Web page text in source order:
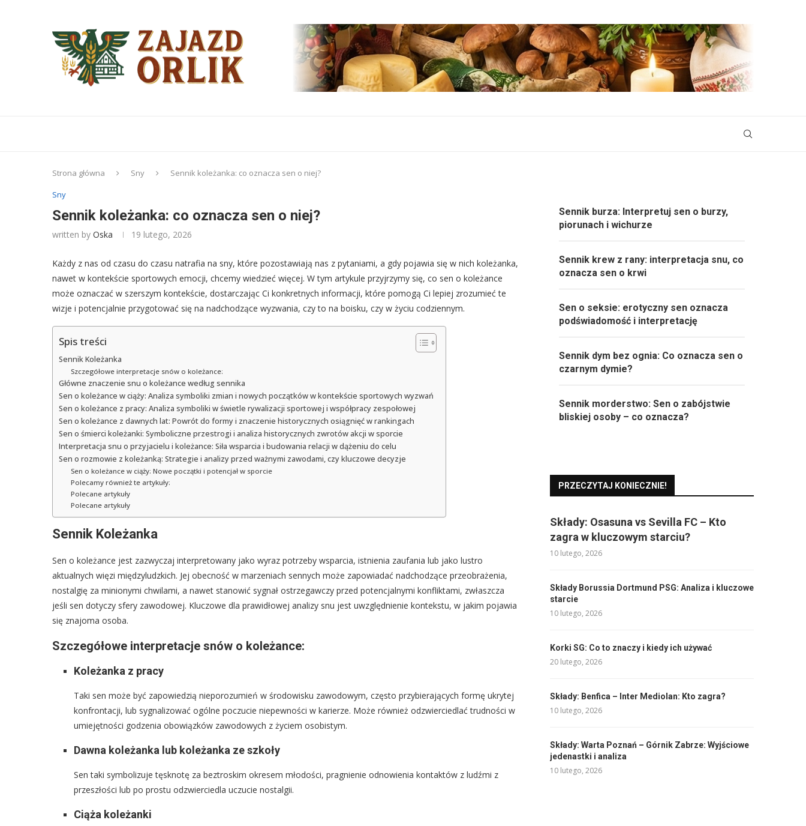
Strona główna Sny
Sennik koleżanka: co oznacza sen o niej?
Sny
Sennik koleżanka: co oznacza sen o niej?
written by Oska 19 lutego, 2026
Każdy z nas od czasu do czasu natrafia na sny, które pozostawiają nas z pytaniami, a gdy pojawia się w nich koleżanka,
nawet w kontekście sportowych emocji, chcemy wiedzieć więcej. W tym artykule przyjrzymy się, co sen o koleżance
może oznaczać w szerszym kontekście, dostarczając Ci konkretnych informacji, które pomogą Ci lepiej zrozumieć te
wizje i potencjalnie przygotować się na nadchodzące wyzwania, czy to na boisku, czy w życiu codziennym.
Spis treści
Sennik Koleżanka
Szczegółowe interpretacje snów o koleżance:
Główne znaczenie snu o koleżance według sennika
Sen o koleżance w ciąży: Analiza symboliki zmian i nowych początków w kontekście sportowych wyzwań
Sen o koleżance z pracy: Analiza symboliki w świetle rywalizacji sportowej i współpracy zespołowej
Sen o koleżance z dawnych lat: Powrót do formy i znaczenie historycznych osiągnięć w rankingach
Sen o śmierci koleżanki: Symboliczne przestrogi i analiza historycznych zwrotów akcji w sporcie
Interpretacja snu o przyjacielu i koleżance: Siła wsparcia i budowania relacji w dążeniu do celu
Sen o rozmowie z koleżanką: Strategie i analizy przed ważnymi zawodami, czy kluczowe decyzje
Sen o koleżance w ciąży: Nowe początki i potencjał w sporcie
Polecamy również te artykuły:
Polecane artykuły
Polecane artykuły
Sennik Koleżanka
Sen o koleżance jest zazwyczaj interpretowany jako wyraz potrzeby wsparcia, istnienia zaufania lub jako lustro
aktualnych więzi międzyludzkich. Jej obecność w marzeniach sennych może zapowiadać nadchodzące przeobrażenia,
nostalgię za minionymi chwilami, a nawet stanowić sygnał ostrzegawczy przed potencjalnymi konfliktami, zwłaszcza
jeśli sen dotyczy sfery zawodowej. Kluczowe dla prawidłowej analizy snu jest uwzględnienie kontekstu, w jakim pojawia
się znajoma osoba.
Szczegółowe interpretacje snów o koleżance:
Koleżanka z pracy
Taki sen może być zapowiedzią nieporozumień w środowisku zawodowym, często przybierających formę ukrytej
konfrontacji, lub sygnalizować ogólne poczucie niepewności w karierze. Może również odzwierciedlać trudności w
umiejętności godzenia obowiązków zawodowych z życiem osobistym.
Dawna koleżanka lub koleżanka ze szkoły
Sen taki symbolizuje tęsknotę za beztroskim okresem młodości, pragnienie odnowienia kontaktów z ludźmi z
przeszłości lub po prostu odzwierciedla uczucie nostalgii.
Ciąża koleżanki
Sennik burza: Interpretuj sen o burzy,
piorunach i wichurze
Sennik krew z rany: interpretacja snu, co
oznacza sen o krwi
Sen o seksie: erotyczny sen oznacza
podświadomość i interpretację
Sennik dym bez ognia: Co oznacza sen o
czarnym dymie?
Sennik morderstwo: Sen o zabójstwie
bliskiej osoby – co oznacza?
PRZECZYTAJ KONIECZNIE!
Składy: Osasuna vs Sevilla FC – Kto
zagra w kluczowym starciu?
10 lutego, 2026
Składy Borussia Dortmund PSG: Analiza i kluczowe
starcie
10 lutego, 2026
Korki SG: Co to znaczy i kiedy ich używać
20 lutego, 2026
Składy: Benfica – Inter Mediolan: Kto zagra?
10 lutego, 2026
Składy: Warta Poznań – Górnik Zabrze: Wyjściowe
jedenastki i analiza
10 lutego, 2026